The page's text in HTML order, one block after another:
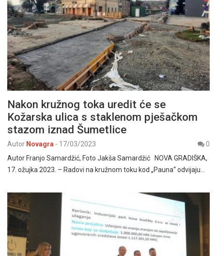
Nakon kružnog toka uredit će se
Kožarska ulica s staklenom pješačkom
stazom iznad Šumetlice
Autor Novagra - 17/03/2023
0
Autor Franjo Samardžić, Foto Jakša Samardžić NOVA GRADIŠKA,
17. ožujka 2023. – Radovi na kružnom toku kod „Pauna“ odvijaju…